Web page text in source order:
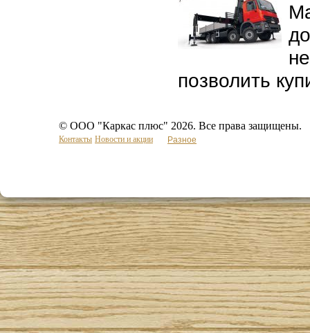
позволить
© ООО "Каркас плюс" 2026. Все права защищены.
Контакты Новости и акции Разное